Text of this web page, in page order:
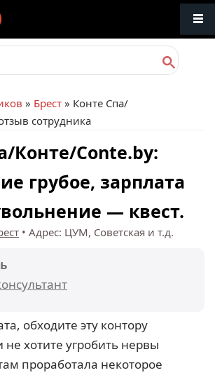
» Брест » Конте Спа/
сотрудника
Конте/Conte.by:
грубое, зарплата
— квест.
• Адрес: ЦУМ, Советская и т.д.
обходите эту контору
не хотите угробить нервы
проработала некоторое